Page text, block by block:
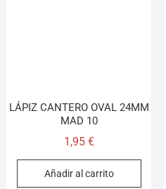
LÁPIZ CANTERO OVAL 24MM
MAD 10
1,95 €
Añadir al carrito